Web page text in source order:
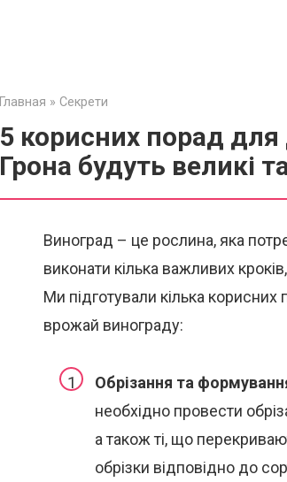
Главная » Секрети
5 корисних порад
Грона будуть великі
Виноград – це рослина, яка
виконати кілька важливих
Ми підготували кілька
врожай винограду:
Обрізання та
необхідно провести
а також ті, що
обрізки відповідно до